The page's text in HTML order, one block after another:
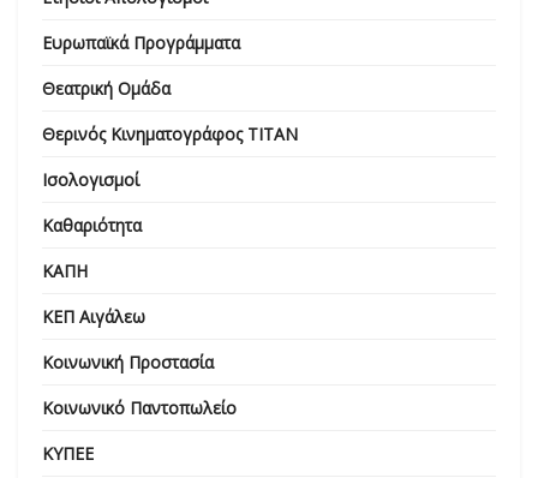
Ευρωπαϊκά Προγράμματα
Θεατρική Ομάδα
Θερινός Κινηματογράφος ΤΙΤΑΝ
Ισολογισμοί
Καθαριότητα
ΚΑΠΗ
ΚΕΠ Αιγάλεω
Κοινωνική Προστασία
Κοινωνικό Παντοπωλείο
ΚΥΠΕΕ